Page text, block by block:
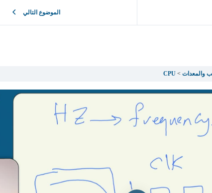
الموضوع التالي
CPU